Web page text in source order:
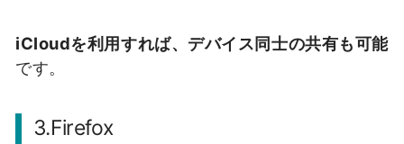
iCloudを利用すれば、デバイス同士の共有も可能
です。
3.Firefox